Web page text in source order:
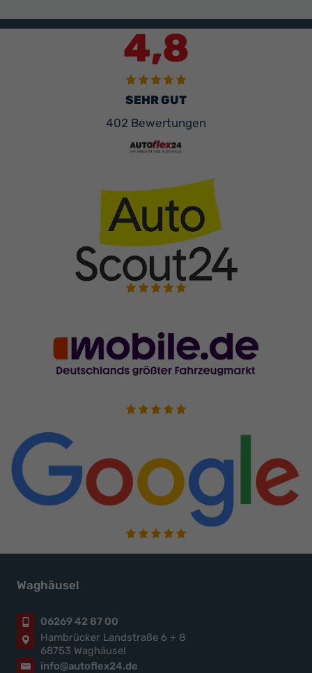
4,8
SEHR GUT
402 Bewertungen
Waghäusel
06269 42 87 00
Hambrücker Landstraße 6 + 8
68753 Waghäusel
info@autoflex24.de